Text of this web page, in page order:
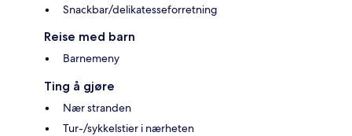
Snackbar/delikatesseforretning
Reise med barn
Barnemeny
Ting å gjøre
Nær stranden
Tur-/sykkelstier i nærheten